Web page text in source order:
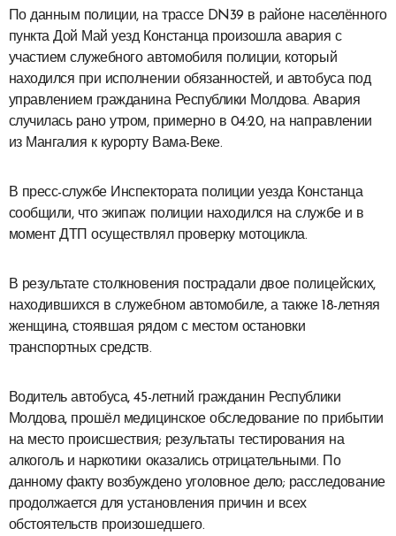
По данным полиции, на трассе DN39 в районе населённого
пункта Дой Май уезд Констанца произошла авария с
участием служебного автомобиля полиции, который
находился при исполнении обязанностей, и автобуса под
управлением гражданина Республики Молдова. Авария
случилась рано утром, примерно в 04:20, на направлении
из Мангалия к курорту Вама-Веке.
В пресс-службе Инспектората полиции уезда Констанца
сообщили, что экипаж полиции находился на службе и в
момент ДТП осуществлял проверку мотоцикла.
В результате столкновения пострадали двое полицейских,
находившихся в служебном автомобиле, а также 18-летняя
женщина, стоявшая рядом с местом остановки
транспортных средств.
Водитель автобуса, 45-летний гражданин Республики
Молдова, прошёл медицинское обследование по прибытии
на место происшествия; результаты тестирования на
алкоголь и наркотики оказались отрицательными. По
данному факту возбуждено уголовное дело; расследование
продолжается для установления причин и всех
обстоятельств произошедшего.